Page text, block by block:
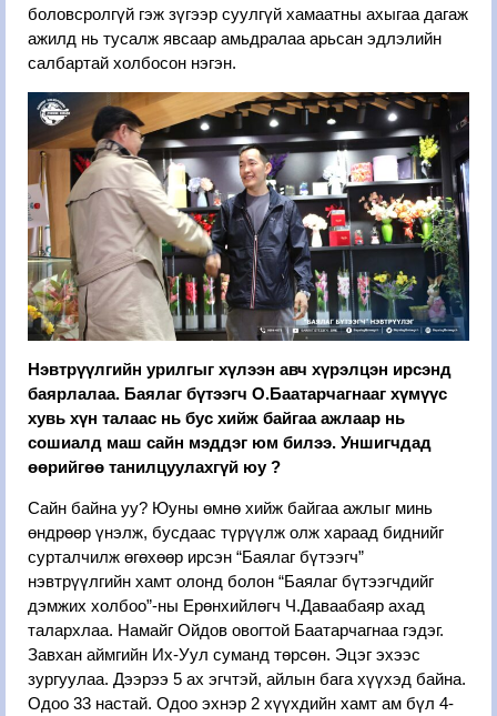
боловсролгүй гэж зүгээр суулгүй хамаатны ахыгаа дагаж
ажилд нь тусалж явсаар амьдралаа арьсан эдлэлийн
салбартай холбосон нэгэн.
Нэвтрүүлгийн урилгыг хүлээн авч хүрэлцэн ирсэнд
баярлалаа. Баялаг бүтээгч О.Баатарчагнааг хүмүүс
хувь хүн талаас нь бус хийж байгаа ажлаар нь
сошиалд маш сайн мэддэг юм билээ. Уншигчдад
өөрийгөө танилцуулахгүй юу ?
Сайн байна уу? Юуны өмнө хийж байгаа ажлыг минь
өндрөөр үнэлж, бусдаас түрүүлж олж хараад биднийг
сурталчилж өгөхөөр ирсэн “Баялаг бүтээгч”
нэвтрүүлгийн хамт олонд болон “Баялаг бүтээгчдийг
дэмжих холбоо”-ны Ерөнхийлөгч Ч.Даваабаяр ахад
талархлаа. Намайг Ойдов овогтой Баатарчагнаа гэдэг.
Завхан аймгийн Их-Уул суманд төрсөн. Эцэг эхээс
зургуулаа. Дээрээ 5 ах эгчтэй, айлын бага хүүхэд байна.
Одоо 33 настай. Одоо эхнэр 2 хүүхдийн хамт ам бүл 4-